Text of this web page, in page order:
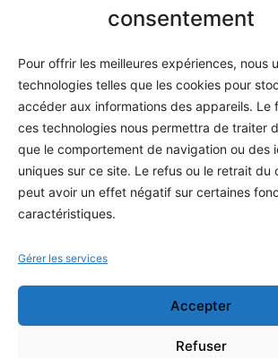
consentement
Pour offrir les meilleures expériences, nous
technologies telles que les cookies pour
accéder aux informations des appareils. Le
ces technologies nous permettra de traiter
que le comportement de navigation ou des
uniques sur ce site. Le refus ou le retrait du
peut avoir un effet négatif sur certaines
caractéristiques.
Gérer les services
Accepter
Refuser
S'abonner
À propos
Contact / Support
Mes publications
INFORMATIONS LÉGALES
Conditions générales de vente